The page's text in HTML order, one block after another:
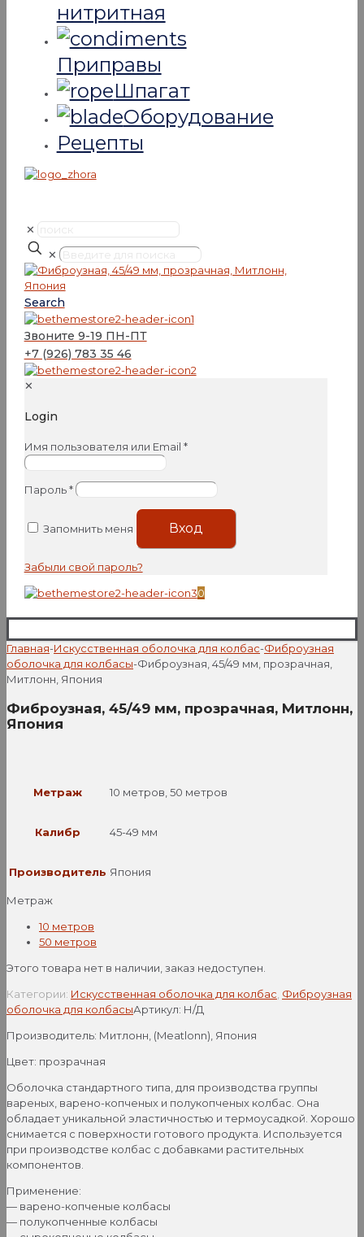
нитритная
Приправы
Шпагат
Оборудование
Рецепты
✕
✕
Search
Звоните 9-19 ПН-ПТ
+7 (926) 783 35 46
✕
Login
Имя пользователя или Email *
Пароль*
Запомнить меня Вход
Забыли свой пароль?
0
Главная-Искусственная оболочка для колбас-Фиброузная
оболочка для колбасы-Фиброузная, 45/49 мм, прозрачная,
Митлонн, Япония
Фиброузная, 45/49 мм, прозрачная, Митлонн,
Япония
Метраж 10 метров, 50 метров
Калибр 45-49 мм
Производитель Япония
Метраж
10 метров
50 метров
Этого товара нет в наличии, заказ недоступен.
Категории: Искусственная оболочка для колбас, Фиброузная
оболочка для колбасыАртикул: Н/Д
Производитель: Митлонн, (Meatlonn), Япония
Цвет: прозрачная
Оболочка стандартного типа, для производства группы
вареных, варено-копченых и полукопченых колбас. Она
обладает уникальной эластичностью и термоусадкой. Хорошо
снимается с поверхности готового продукта. Используется
при производстве колбас с добавками растительных
компонентов.
Применение:
— варено-копченые колбасы
— полукопченные колбасы